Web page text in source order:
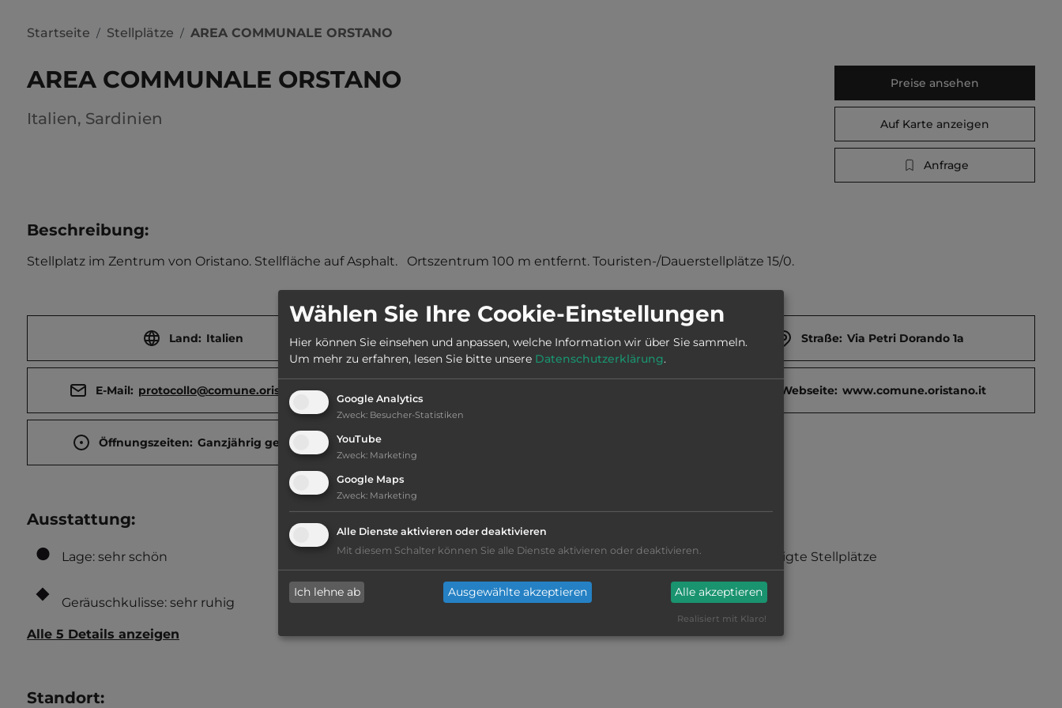
Startseite / Stellplätze / AREA COMMUNALE ORSTANO
AREA COMMUNALE ORSTANO
Italien, Sardinien
Preise ansehen
Auf Karte anzeigen
Anfrage
Beschreibung:
Stellplatz im Zentrum von Oristano. Stellfläche auf Asphalt.   Ortszentrum 100 m entfernt. Touristen-/Dauerstellplätze 15/0.
Land: Italien Stadt: 09170 Oristano Straße: Via Petri Dorando 1a
E-Mail: protocollo@comune.oristano.it Webseite: www.comune.oristano.it
Öffnungszeiten: Ganzjährig geöffnet
Ausstattung:
Lage: sehr schön
Geräuschkulisse: sehr ruhig
Lebensmittelverkauf(600m)
Restaurant
befestigte Stellplätze
Alle 5 Details anzeigen
Standort:
Wählen Sie Ihre Cookie-Einstellungen
Hier können Sie einsehen und anpassen, welche Information wir über Sie sammeln.
Um mehr zu erfahren, lesen Sie bitte unsere Datenschutzerklärung.
Google Analytics
Zweck: Besucher-Statistiken
YouTube
Zweck: Marketing
Google Maps
Zweck: Marketing
Alle Dienste aktivieren oder deaktivieren
Mit diesem Schalter können Sie alle Dienste aktivieren oder deaktivieren.
Ich lehne ab Ausgewählte akzeptieren Alle akzeptieren
Realisiert mit Klaro!